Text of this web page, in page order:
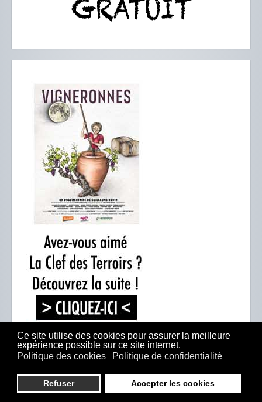
Ce site utilise des cookies pour assurer la meilleure
expérience possible sur ce site internet.
Politique des cookies
Politique de confidentialité
Refuser Accepter les cookies